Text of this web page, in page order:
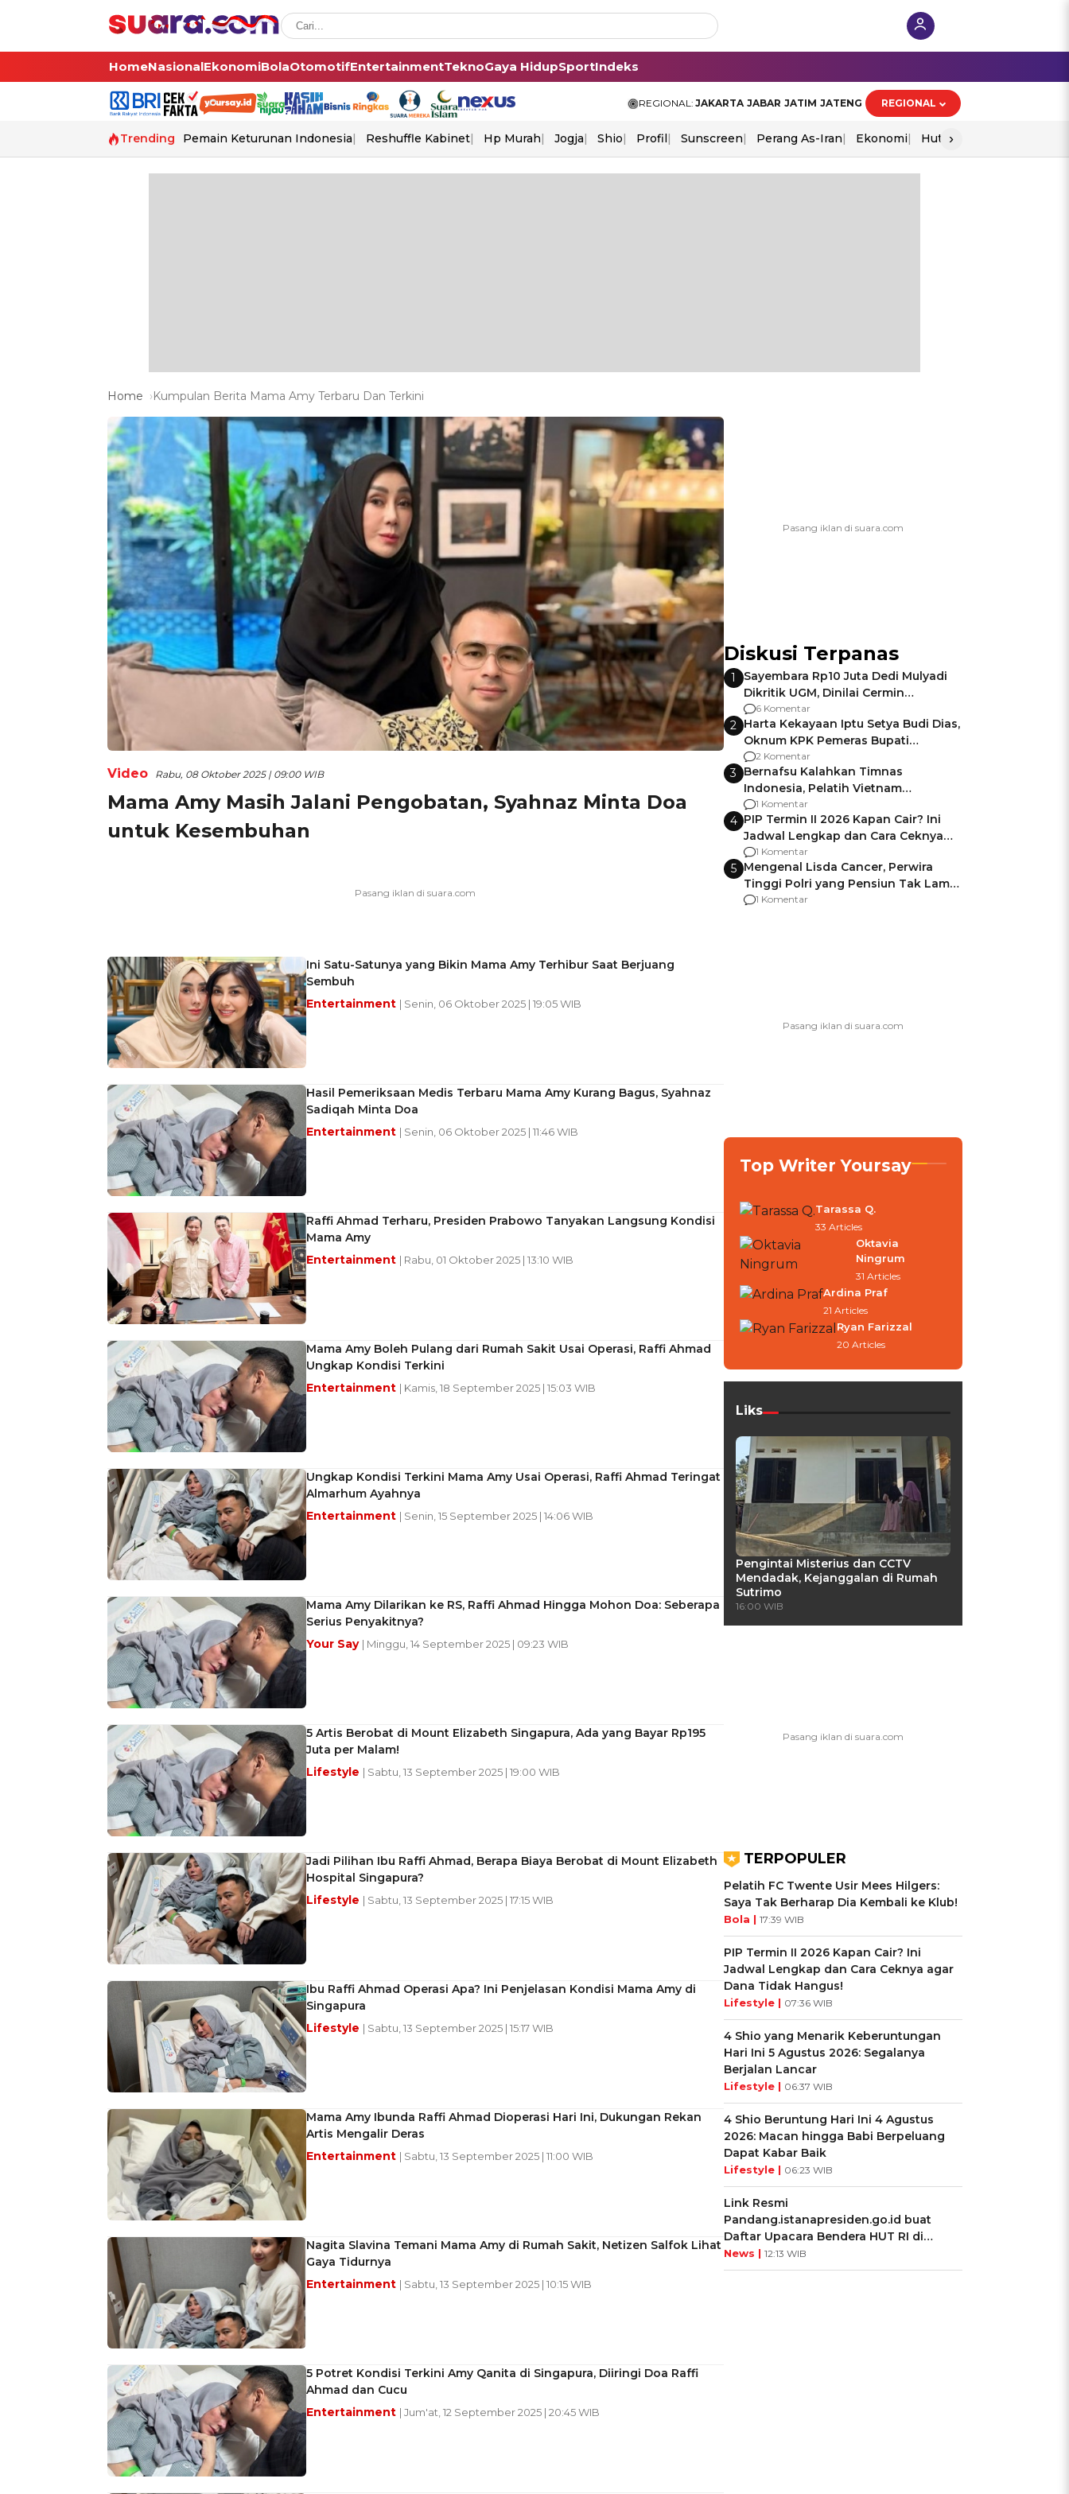
HomeNasionalEkonomiBolaOtomotifEntertainmentTeknoGaya HidupSportIndeks
REGIONAL: JAKARTA JABAR JATIM JATENG REGIONAL
Trending Pemain Keturunan Indonesia Reshuffle Kabinet Hp Murah Jogja Shio Profil Sunscreen Perang As-Iran Ekonomi Hut Ri
›
Home Kumpulan Berita Mama Amy Terbaru Dan Terkini
Video Rabu, 08 Oktober 2025 | 09:00 WIB
Mama Amy Masih Jalani Pengobatan, Syahnaz Minta Doa
untuk Kesembuhan
Ini Satu-Satunya yang Bikin Mama Amy Terhibur Saat Berjuang
Sembuh
Entertainment | Senin, 06 Oktober 2025 | 19:05 WIB
Hasil Pemeriksaan Medis Terbaru Mama Amy Kurang Bagus, Syahnaz
Sadiqah Minta Doa
Entertainment | Senin, 06 Oktober 2025 | 11:46 WIB
Raffi Ahmad Terharu, Presiden Prabowo Tanyakan Langsung Kondisi
Mama Amy
Entertainment | Rabu, 01 Oktober 2025 | 13:10 WIB
Mama Amy Boleh Pulang dari Rumah Sakit Usai Operasi, Raffi Ahmad
Ungkap Kondisi Terkini
Entertainment | Kamis, 18 September 2025 | 15:03 WIB
Ungkap Kondisi Terkini Mama Amy Usai Operasi, Raffi Ahmad Teringat
Almarhum Ayahnya
Entertainment | Senin, 15 September 2025 | 14:06 WIB
Mama Amy Dilarikan ke RS, Raffi Ahmad Hingga Mohon Doa: Seberapa
Serius Penyakitnya?
Your Say | Minggu, 14 September 2025 | 09:23 WIB
5 Artis Berobat di Mount Elizabeth Singapura, Ada yang Bayar Rp195
Juta per Malam!
Lifestyle | Sabtu, 13 September 2025 | 19:00 WIB
Jadi Pilihan Ibu Raffi Ahmad, Berapa Biaya Berobat di Mount Elizabeth
Hospital Singapura?
Lifestyle | Sabtu, 13 September 2025 | 17:15 WIB
Ibu Raffi Ahmad Operasi Apa? Ini Penjelasan Kondisi Mama Amy di
Singapura
Lifestyle | Sabtu, 13 September 2025 | 15:17 WIB
Mama Amy Ibunda Raffi Ahmad Dioperasi Hari Ini, Dukungan Rekan
Artis Mengalir Deras
Entertainment | Sabtu, 13 September 2025 | 11:00 WIB
Nagita Slavina Temani Mama Amy di Rumah Sakit, Netizen Salfok Lihat
Gaya Tidurnya
Entertainment | Sabtu, 13 September 2025 | 10:15 WIB
5 Potret Kondisi Terkini Amy Qanita di Singapura, Diiringi Doa Raffi
Ahmad dan Cucu
Entertainment | Jum'at, 12 September 2025 | 20:45 WIB
Diskusi Terpanas
1
Sayembara Rp10 Juta Dedi Mulyadi
Dikritik UGM, Dinilai Cermin
Gagalnya Negara Jamin Keamanan
6 Komentar
2 Harta Kekayaan Iptu Setya Budi Dias,
Oknum KPK Pemeras Bupati
Pemalang
2 Komentar
3 Bernafsu Kalahkan Timnas
Indonesia, Pelatih Vietnam
Berencana Pakai Jimat di Pakansari
1 Komentar
4 PIP Termin II 2026 Kapan Cair? Ini
Jadwal Lengkap dan Cara Ceknya
agar Dana Tidak Hangus!
1 Komentar
5 Mengenal Lisda Cancer, Perwira
Tinggi Polri yang Pensiun Tak Lama
Usai Jadi Brigjen
1 Komentar
Top Writer Yoursay
Tarassa Q.
33 Articles
Oktavia
Ningrum
31 Articles
Ardina Praf
21 Articles
Ryan Farizzal
20 Articles
Liks
Pengintai Misterius dan CCTV
Mendadak, Kejanggalan di Rumah
Sutrimo
16:00 WIB
TERPOPULER
Pelatih FC Twente Usir Mees Hilgers:
Saya Tak Berharap Dia Kembali ke Klub!
Bola | 17:39 WIB
PIP Termin II 2026 Kapan Cair? Ini
Jadwal Lengkap dan Cara Ceknya agar
Dana Tidak Hangus!
Lifestyle | 07:36 WIB
4 Shio yang Menarik Keberuntungan
Hari Ini 5 Agustus 2026: Segalanya
Berjalan Lancar
Lifestyle | 06:37 WIB
4 Shio Beruntung Hari Ini 4 Agustus
2026: Macan hingga Babi Berpeluang
Dapat Kabar Baik
Lifestyle | 06:23 WIB
Link Resmi
Pandang.istanapresiden.go.id buat
Daftar Upacara Bendera HUT RI di
Istana Negara
News | 12:13 WIB